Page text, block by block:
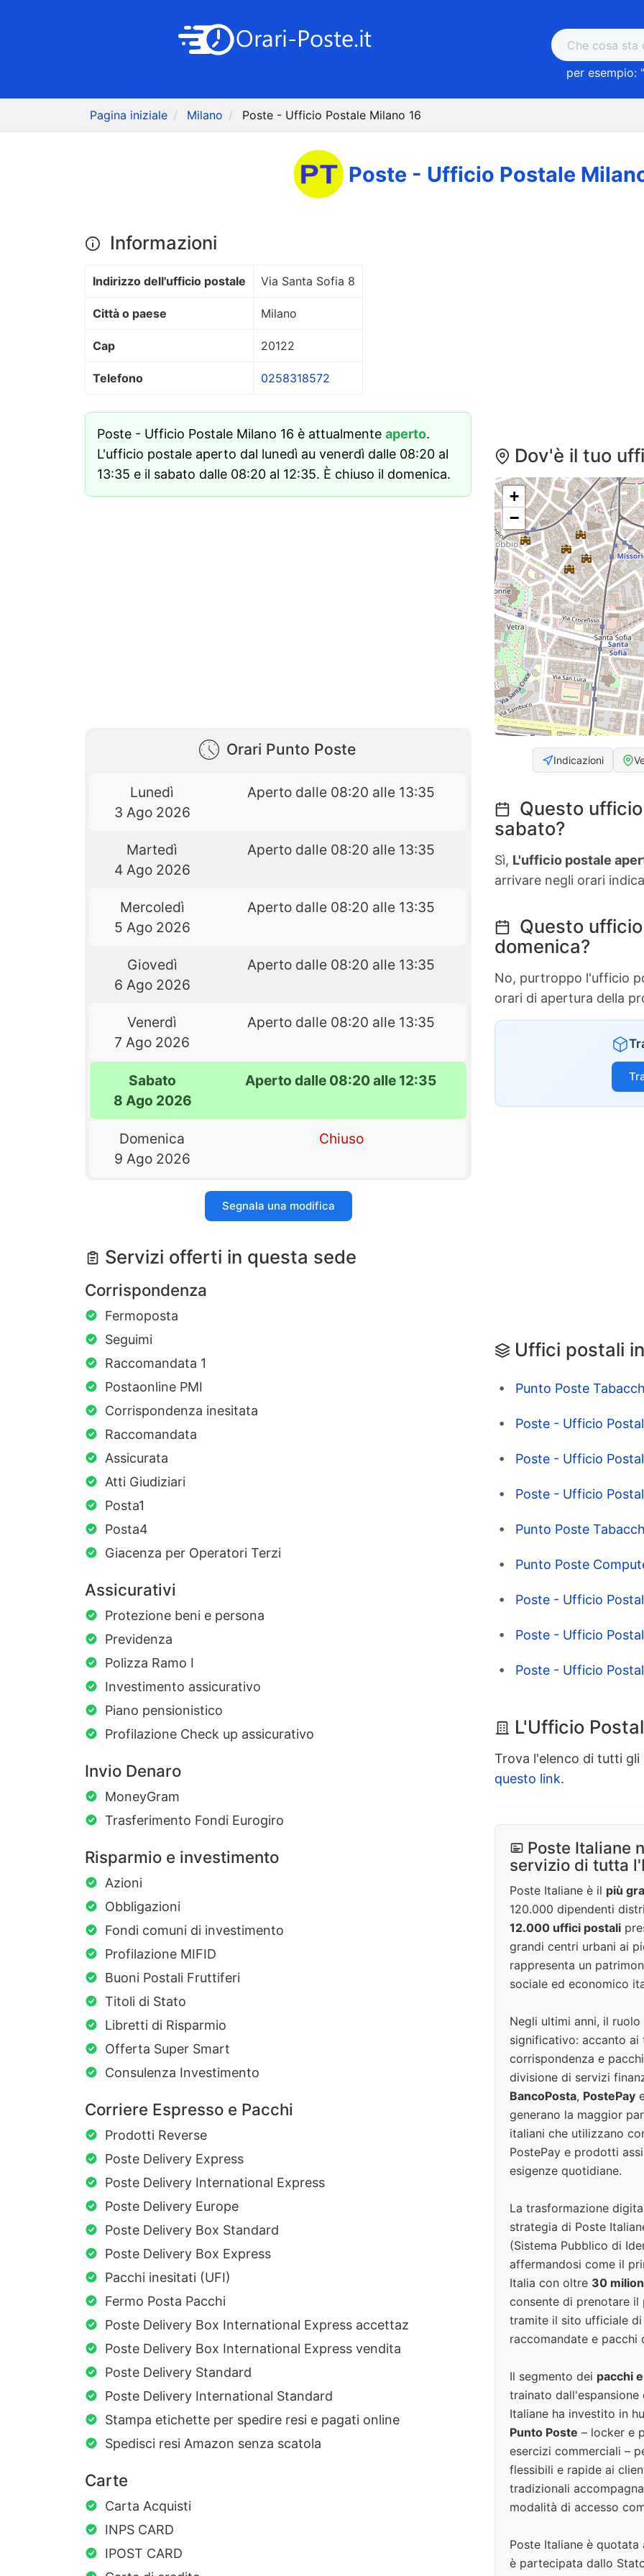
per esempio: "
Pagina iniziale Milano Poste - Ufficio Postale Milano 16
Poste - Ufficio Postale
Informazioni
Indirizzo dell'ufficio postale Via Santa Sofia 8
Città o paese Milano
Cap 20122
Telefono 0258318572
Poste - Ufficio Postale Milano 16 è attualmente aperto.
L'ufficio postale aperto dal lunedì au venerdì dalle 08:20 al
13:35 e il sabato dalle 08:20 al 12:35. È chiuso il domenica.
Orari Punto Poste
Lunedì
3 Ago 2026
Aperto dalle 08:20 alle 13:35
Martedì
4 Ago 2026
Aperto dalle 08:20 alle 13:35
Mercoledì
5 Ago 2026
Aperto dalle 08:20 alle 13:35
Giovedì
6 Ago 2026
Aperto dalle 08:20 alle 13:35
Venerdì
7 Ago 2026
Aperto dalle 08:20 alle 13:35
Sabato
8 Ago 2026
Aperto dalle 08:20 alle 12:35
Domenica
9 Ago 2026
Chiuso
Segnala una modifica
Servizi offerti in questa sede
Corrispondenza
Fermoposta
Seguimi
Raccomandata 1
Postaonline PMI
Corrispondenza inesitata
Raccomandata
Assicurata
Atti Giudiziari
Posta1
Posta4
Giacenza per Operatori Terzi
Assicurativi
Protezione beni e persona
Previdenza
Polizza Ramo I
Investimento assicurativo
Piano pensionistico
Profilazione Check up assicurativo
Invio Denaro
MoneyGram
Trasferimento Fondi Eurogiro
Risparmio e investimento
Azioni
Obbligazioni
Fondi comuni di investimento
Profilazione MIFID
Buoni Postali Fruttiferi
Titoli di Stato
Libretti di Risparmio
Offerta Super Smart
Consulenza Investimento
Corriere Espresso e Pacchi
Prodotti Reverse
Poste Delivery Express
Poste Delivery International Express
Poste Delivery Europe
Poste Delivery Box Standard
Poste Delivery Box Express
Pacchi inesitati (UFI)
Fermo Posta Pacchi
Poste Delivery Box International Express accettaz
Poste Delivery Box International Express vendita
Poste Delivery Standard
Poste Delivery International Standard
Stampa etichette per spedire resi e pagati online
Spedisci resi Amazon senza scatola
Carte
Carta Acquisti
INPS CARD
IPOST CARD
Dov'è il tuo
+
−
Indicazioni
Questo
sabato?
Sì, L'ufficio postale
arrivare negli orari
Questo
domenica?
No, purtroppo l'ufficio
orari di apertura della
Uffici postali
Punto Poste
Poste - Ufficio
Poste - Ufficio
Poste - Ufficio
Punto Poste
Punto Poste
Poste - Ufficio
Poste - Ufficio
Poste - Ufficio
L'Ufficio
Trova l'elenco di tutti
questo link.
Poste Italiane
servizio di tutta
Poste Italiane è il più
120.000 dipendenti
12.000 uffici postali
grandi centri urbani ai
rappresenta un
sociale ed economico
Negli ultimi anni, il
significativo: accanto
corrispondenza e
divisione di servizi
BancoPosta, PostePay
generano la maggior
italiani che utilizzano
PostePay e prodotti
esigenze quotidiane.
La trasformazione
strategia di Poste
(Sistema Pubblico di
affermandosi come il
Italia con oltre 30
consente di prenotare
tramite il sito ufficiale di
raccomandate e pacchi
Il segmento dei pacchi
trainato
Italiane ha investito in
Punto Poste – locker e
esercizi commerciali –
flessibili e rapide ai
tradizionali
modalità di accesso
Poste Italiane è
è partecipata dallo